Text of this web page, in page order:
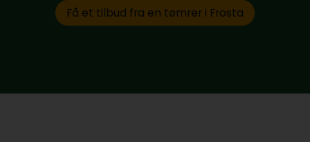
Få et tilbud fra en tømrer i Frosta